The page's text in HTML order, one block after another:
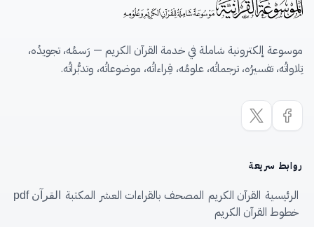
موسوعة إلكترونية شاملة في خدمة القرآن الكريم — رَسمُه، تجويدُه،
تِلاواتُه، تفسيرُه، ترجماتُه، علومُه، قِراءاتُه، موضوعاتُه، وتدبُّراتُه.
روابط سريعة
الرئيسية القرآن الكريم المصحف بالقراءات العشر المكتبة القرآن pdf
خطوط القرآن الكريم